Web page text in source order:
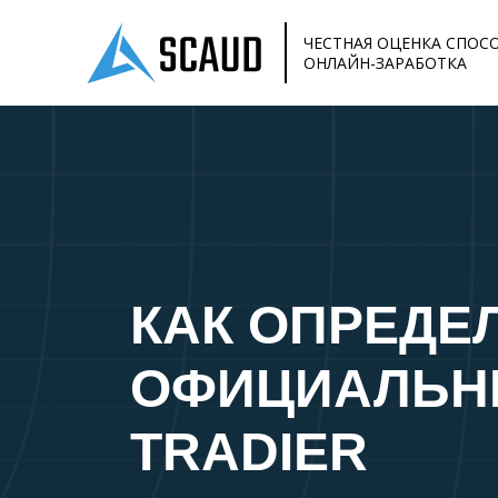
ЧЕСТНАЯ ОЦЕНКА
ОНЛАЙН-ЗАРАБОТКА
КАК
TRADIER